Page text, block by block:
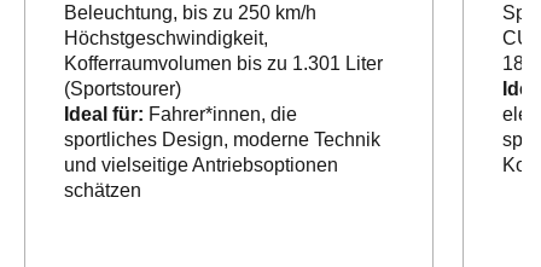
Beleuchtung, bis zu 250 km/h
Höchstgeschwindigkeit,
Kofferraumvolumen bis zu 1.301 Liter
(Sportstourer)
Ideal für: Fahrer*innen, die
sportliches Design, moderne Technik
und vielseitige Antriebsoptionen
schätzen
185